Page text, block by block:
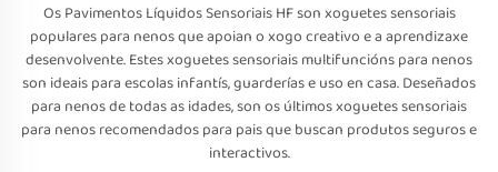
Os Pavimentos Líquidos Sensoriais HF son xoguetes sensoriais
populares para nenos que apoian o xogo creativo e a aprendizaxe
desenvolvente. Estes xoguetes sensoriais multifuncións para nenos
son ideais para escolas infantís, guarderías e uso en casa. Deseñados
para nenos de todas as idades, son os últimos xoguetes sensoriais
para nenos recomendados para pais que buscan produtos seguros e
interactivos.